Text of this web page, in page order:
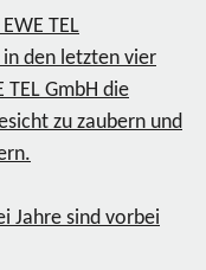
TEL
den letzten vier
GmbH die
zu zaubern und